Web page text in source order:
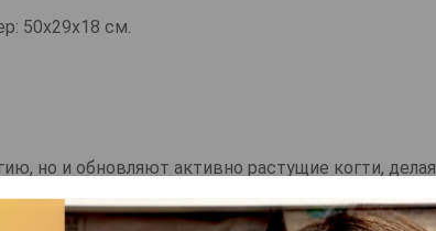
50х29х18 см.
но и обновляют активно растущие когти, делая